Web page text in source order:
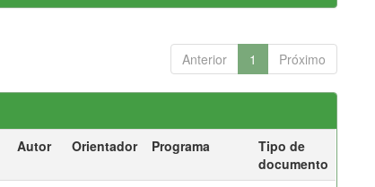
Anterior 1 Próximo
Autor Orientador Programa
Tipo de
documento